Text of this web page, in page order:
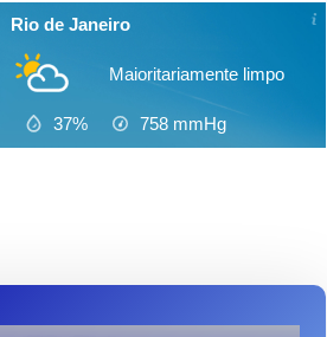
Rio de Janeiro
Maioritariamente limpo
37% 758 mmHg